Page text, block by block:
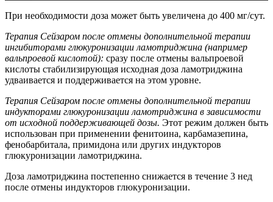
При необходимости доза может быть увеличена до 400 мг/сут.
Терапия Сейзаром после отмены дополнительной терапии
ингибиторами глюкуронизации ламотриджина (например
вальпроевой кислотой): сразу после отмены вальпроевой
кислоты стабилизирующая исходная доза ламотриджина
удваивается и поддерживается на этом уровне.
Терапия Сейзаром после отмены дополнительной терапии
индукторами глюкуронизации ламотриджина в зависимости
от исходной поддерживающей дозы. Этот режим должен быть
использован при применении фенитоина, карбамазепина,
фенобарбитала, примидона или других индукторов
глюкуронизации ламотриджина.
Доза ламотриджина постепенно снижается в течение 3 нед
после отмены индукторов глюкуронизации.